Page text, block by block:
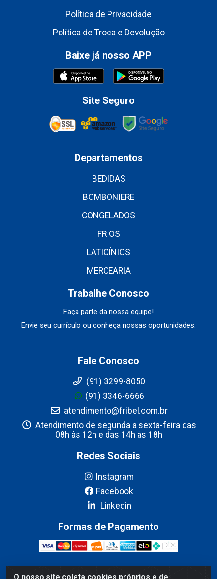
O nosso site coleta cookies próprios e de
Política de Privacidade
Política de Troca e Devolução
Baixe já nosso APP
Site Seguro
Departamentos
BEDIDAS
BOMBONIERE
CONGELADOS
FRIOS
LATICÍNIOS
MERCEARIA
Trabalhe Conosco
Faça parte da nossa equipe!
Envie seu currículo ou conheça nossas oportunidades.
Fale Conosco
(91) 3299-8050
(91) 3346-6666
atendimento@fribel.com.br
Atendimento de segunda a sexta-feira das
08h às 12h e das 14h às 18h
Redes Sociais
Instagram
Facebook
Linkedin
Formas de Pagamento
Fribel Comercio de Alimentos LTDA - Travessa Pedro